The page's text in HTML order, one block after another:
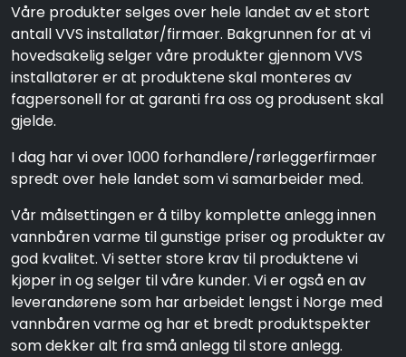
Våre produkter selges over hele landet av et stort
antall VVS installatør/firmaer. Bakgrunnen for at vi
hovedsakelig selger våre produkter gjennom VVS
installatører er at produktene skal monteres av
fagpersonell for at garanti fra oss og produsent skal
gjelde.
I dag har vi over 1000 forhandlere/rørleggerfirmaer
spredt over hele landet som vi samarbeider med.
Vår målsettingen er å tilby komplette anlegg innen
vannbåren varme til gunstige priser og produkter av
god kvalitet. Vi setter store krav til produktene vi
kjøper in og selger til våre kunder. Vi er også en av
leverandørene som har arbeidet lengst i Norge med
vannbåren varme og har et bredt produktspekter
som dekker alt fra små anlegg til store anlegg.